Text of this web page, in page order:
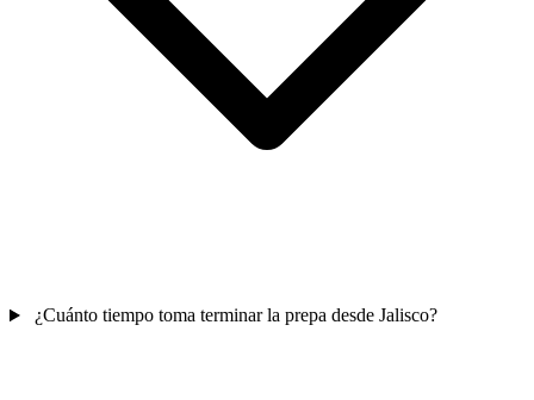
¿Cuánto tiempo toma terminar la prepa desde Jalisco?